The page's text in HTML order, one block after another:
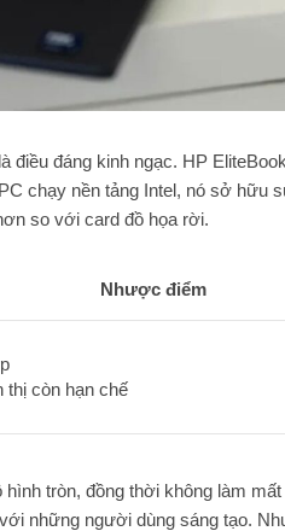
điều đáng kinh ngạc. HP
chạy nền tảng Intel, nó sở hữu
so với card đồ họa rời.
Nhược điểm
thị còn hạn chế
tròn, đồng thời không làm
những người dùng sáng tạo.